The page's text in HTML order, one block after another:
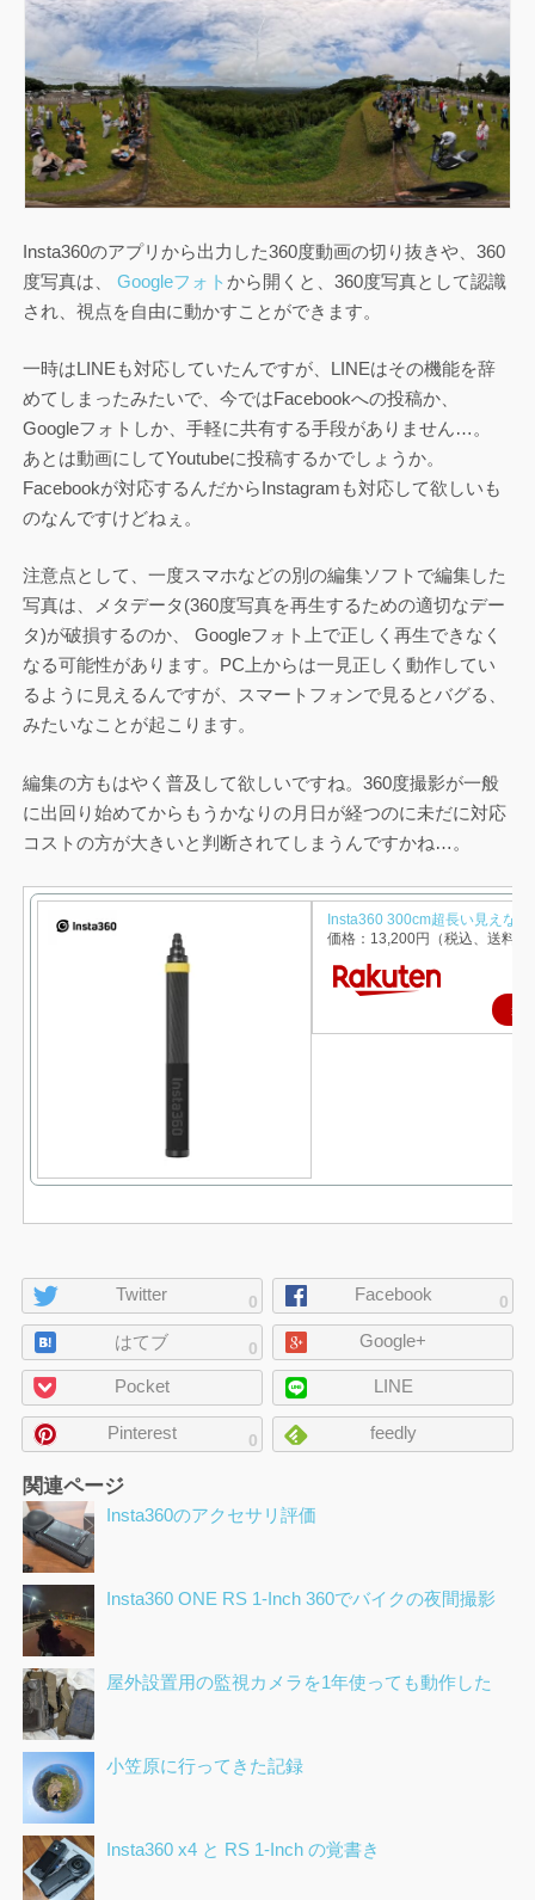
Insta360のアプリから出力した360度動画の切り抜きや、360
度写真は、 Googleフォトから開くと、360度写真として認識
され、視点を自由に動かすことができます。
一時はLINEも対応していたんですが、LINEはその機能を辞
めてしまったみたいで、今ではFacebookへの投稿か、
Googleフォトしか、手軽に共有する手段がありません…。
あとは動画にしてYoutubeに投稿するかでしょうか。
Facebookが対応するんだからInstagramも対応して欲しいも
のなんですけどねぇ。
注意点として、一度スマホなどの別の編集ソフトで編集した
写真は、メタデータ(360度写真を再生するための適切なデー
タ)が破損するのか、 Googleフォト上で正しく再生できなく
なる可能性があります。PC上からは一見正しく動作してい
るように見えるんですが、スマートフォンで見るとバグる、
みたいなことが起こります。
編集の方もはやく普及して欲しいですね。360度撮影が一般
に出回り始めてからもうかなりの月日が経つのに未だに対応
コストの方が大きいと判断されてしまうんですかね…。
Insta360 300cm超長い見えな
価格：13,200円（税込、送料無
楽
ペ
ー
ジ
の
シ
ェ
0
Twitter 0
Facebook
0
はてブ Google+
Pocket LINE
0
Pinterest feedly
関連ページ
Insta360のアクセサリ評価
Insta360 ONE RS 1-Inch 360でバイクの夜間撮影
屋外設置用の監視カメラを1年使っても動作した
小笠原に行ってきた記録
Insta360 x4 と RS 1-Inch の覚書き